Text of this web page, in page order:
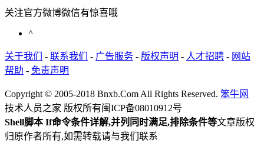
关注官方微博微信有惊喜哦
^
关于我们 - 联系我们 - 广告服务 - 版权声明 - 人才招聘 - 网站
帮助 - 免责声明
Copyright © 2005-2018 Bnxb.Com All Rights Reserved. 笨牛网
技术人员之家 版权所有闽ICP备08010912号
Shell脚本 If命令条件详解,并列同时满足,排除条件等文章版权
归原作者所有,如需转载请与我们联系